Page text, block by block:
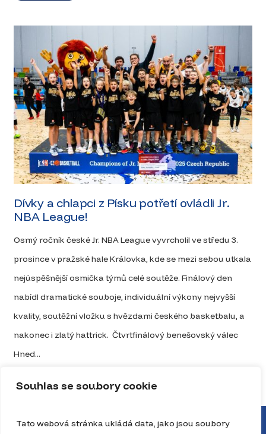
Souhlas se soubory cookie
Tato webová stránka ukládá data, jako jsou soubory
Dívky a chlapci z Písku potřetí ovládli Jr.
NBA League!
Osmý ročník české Jr. NBA League vyvrcholil ve středu 3.
prosince v pražské hale Královka, kde se mezi sebou utkala
nejúspěšnější osmička týmů celé soutěže. Finálový den
nabídl dramatické souboje, individuální výkony nejvyšší
kvality, soutěžní vložku s hvězdami českého basketbalu, a
nakonec i zlatý hattrick. Čtvrtfinálový benešovský válec
Hned...